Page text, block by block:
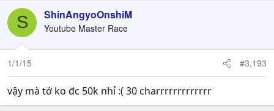
S ShinAngyoOnshiM
Youtube Master Race
1/1/15 #3,193
vậy mà tớ ko đc 50k nhỉ :( 30 charrrrrrrrrrrrr